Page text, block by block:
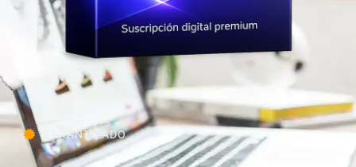
GARANTIZADO